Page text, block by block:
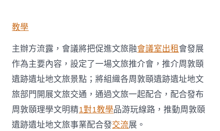
教學
主辦方流露，會議將把促進文旅融會議室出租會發展
作為主要內容，設定了一場文旅推介會，推介周敦頤
遺跡遺址地文旅景點；將組織各周敦頤遺跡遺址地文
旅部門開展文旅交通，通過文旅一起配合，配合發布
周敦頤理學文明精1對1教學品游玩線路，推動周敦頤
遺跡遺址地文旅事業配合發交流展。